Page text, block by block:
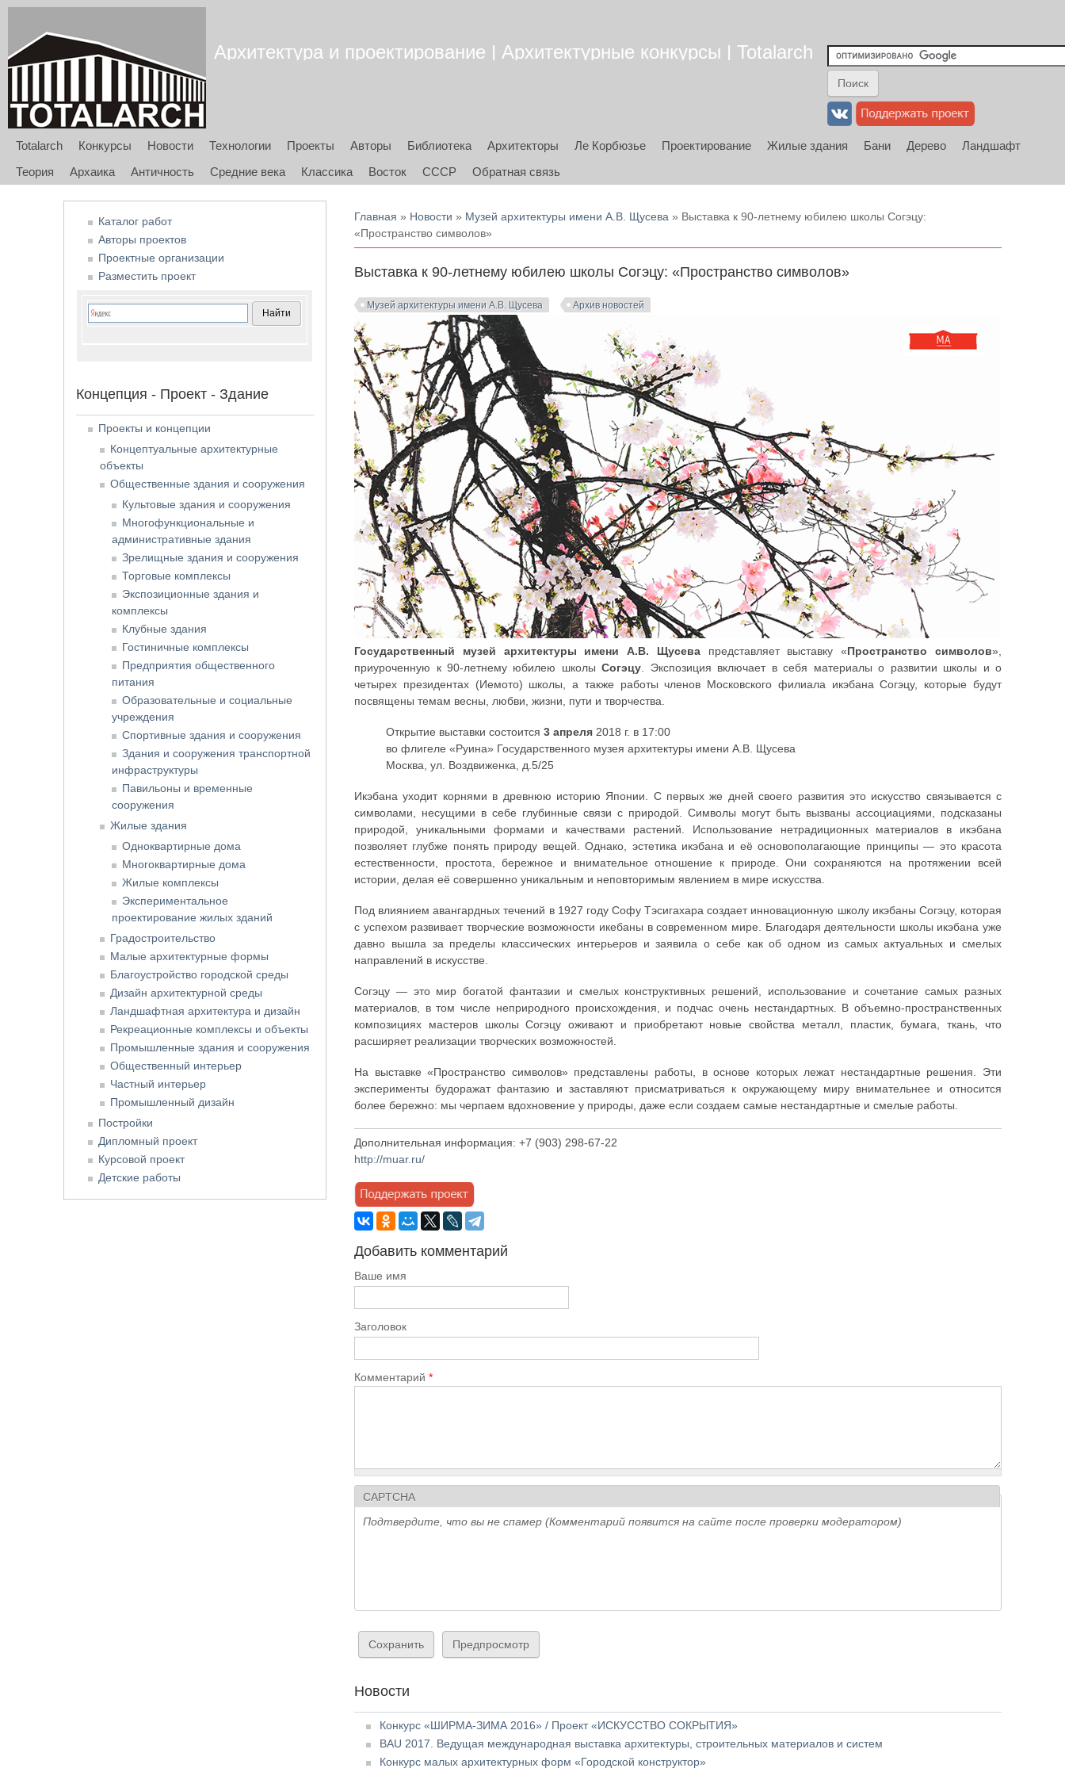
Архитектура и проектирование | Архитектурные конкурсы | Totalarch
Totalarch Конкурсы Новости Технологии Проекты Авторы Библиотека Архитекторы Ле Корбюзье Проектирование Жилые здания Бани Дерево
Ландшафт
Теория
Архаика Античность Средние века Классика Восток СССР Обратная связь
Вы здесь
Главная » Новости » Музей архитектуры имени А.В. Щусева » Выставка к 90-летнему юбилею школы Согэцу:
«Пространство символов»
Выставка к 90-летнему юбилею школы Согэцу: «Пространство символов»
Музей архитектуры имени А.В. Щусева Архив новостей
Государственный музей архитектуры имени А.В. Щусевапредставляет выставку «Пространство символов»,
приуроченную к 90-летнему юбилею школыСогэцу . Экспозиция включает в себя материалы о развитии школы и о
четырех президентах (Иемото) школы, а также работы членов Московского филиала икэбана Согэцу, которые будут
посвящены темам весны, любви, жизни, пути и творчества.
Открытие выставки состоится3 апреля 2018 г. в 17:00
во флигеле «Руина» Государственного музея архитектуры имени А.В. Щусева
Москва, ул. Воздвиженка, д.5/25
Икэбана уходит корнями в древнюю историю Японии. С первых же дней своего развития это искусство связывается с
символами, несущими в себе глубинные связи с природой. Символы могут быть вызваны ассоциациями, подсказаны
природой, уникальными формами и качествами растений. Использование нетрадиционных материалов в икэбана
позволяет глубже понять природу вещей. Однако, эстетика икэбана и её основополагающие принципы — это красота
естественности, простота, бережное и внимательное отношение к природе. Они сохраняются на протяжении всей
истории, делая её совершенно уникальным и неповторимым явлением в мире искусства.
Под влиянием авангардных течений в 1927 году Софу Тэсигахара создает инновационную школу икэбаны Согэцу, которая
с успехом развивает творческие возможности икебаны в современном мире. Благодаря деятельности школы икэбана уже
давно вышла за пределы классических интерьеров и заявила о себе как об одном из самых актуальных и смелых
направлений в искусстве.
Согэцу — это мир богатой фантазии и смелых конструктивных решений, использование и сочетание самых разных
материалов, в том числе неприродного происхождения, и подчас очень нестандартных. В объемно-пространственных
композициях мастеров школы Согэцу оживают и приобретают новые свойства металл, пластик, бумага, ткань, что
расширяет реализации творческих возможностей.
На выставке «Пространство символов» представлены работы, в основе которых лежат нестандартные решения. Эти
эксперименты будоражат фантазию и заставляют присматриваться к окружающему миру внимательнее и относится
более бережно: мы черпаем вдохновение у природы, даже если создаем самые нестандартные и смелые работы.
Дополнительная информация: +7 (903) 298-67-22
http://muar.ru/
Добавить комментарий
Ваше имя
Заголовок
Комментарий*
CAPTCHA
Подтвердите, что вы не спамер (Комментарий появится на сайте после проверки модератором)
Новости
Конкурс «ШИРМА-ЗИМА 2016» / Проект «ИСКУССТВО СОКРЫТИЯ»
BAU 2017. Ведущая международная выставка архитектуры, строительных материалов и систем
Конкурс малых архитектурных форм «Городской конструктор»
Каталог работ
Авторы проектов
Проектные организации
Разместить проект
Концепция - Проект - Здание
Проекты и концепции
Концептуальные архитектурные
объекты
Общественные здания и сооружения
Культовые здания и сооружения
Многофункциональные и
административные здания
Зрелищные здания и сооружения
Торговые комплексы
Экспозиционные здания и
комплексы
Клубные здания
Гостиничные комплексы
Предприятия общественного
питания
Образовательные и социальные
учреждения
Спортивные здания и сооружения
Здания и сооружения транспортной
инфраструктуры
Павильоны и временные
сооружения
Жилые здания
Одноквартирные дома
Многоквартирные дома
Жилые комплексы
Экспериментальное
проектирование жилых зданий
Градостроительство
Малые архитектурные формы
Благоустройство городской среды
Дизайн архитектурной среды
Ландшафтная архитектура и дизайн
Рекреационные комплексы и объекты
Промышленные здания и сооружения
Общественный интерьер
Частный интерьер
Промышленный дизайн
Постройки
Дипломный проект
Курсовой проект
Детские работы